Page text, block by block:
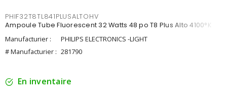
PHIF32T8TL841PLUSALTOHV
Ampoule Tube Fluorescent 32 Watts 48 po T8 Plus Alto 4100°K
Manufacturier :
PHILIPS ELECTRONICS -LIGHT
# Manufacturier : 281790
En inventaire